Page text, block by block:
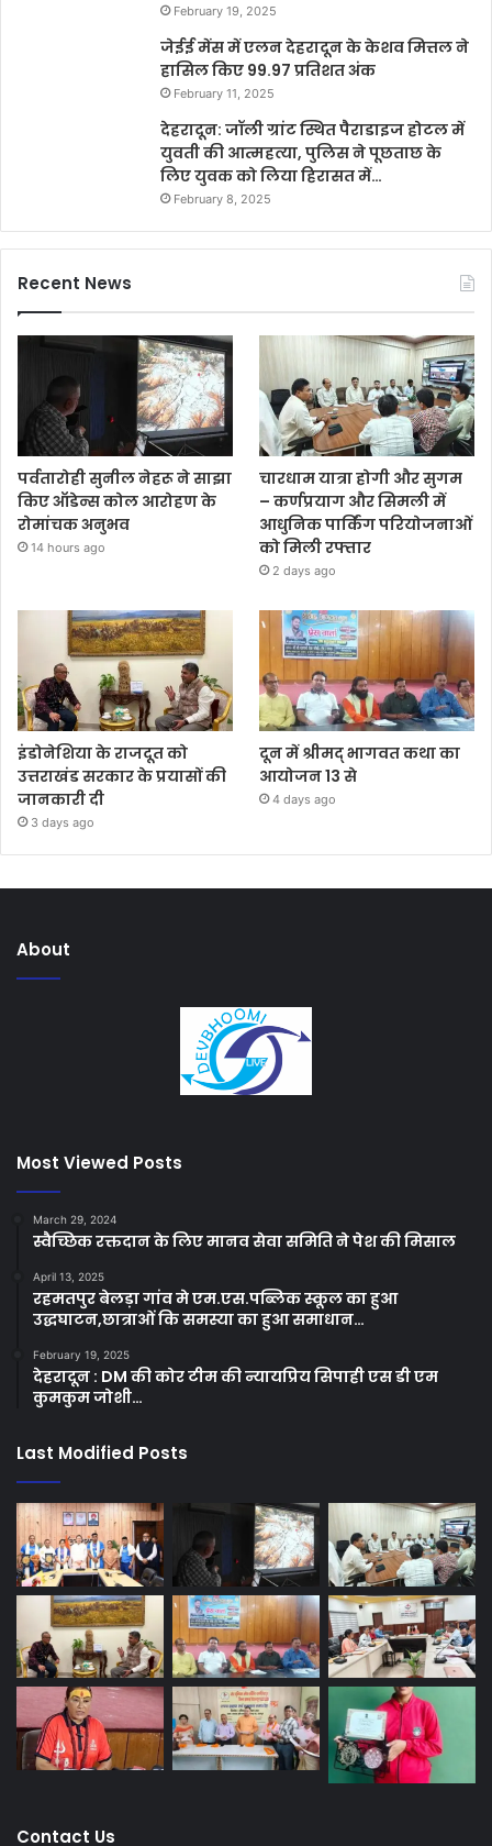
February 19, 2025
जेईई मेंस में एलन देहरादून के केशव मित्तल ने
हासिल किए 99.97 प्रतिशत अंक
February 11, 2025
देहरादून: जॉली ग्रांट स्थित पैराडाइज होटल में
युवती की आत्महत्या, पुलिस ने पूछताछ के
लिए युवक को लिया हिरासत में…
February 8, 2025
Recent News
पर्वतारोही सुनील नेहरू ने साझा
किए ऑडेन्स कोल आरोहण के
रोमांचक अनुभव
14 hours ago
चारधाम यात्रा होगी और सुगम
– कर्णप्रयाग और सिमली में
आधुनिक पार्किंग परियोजनाओं
को मिली रफ्तार
2 days ago
इंडोनेशिया के राजदूत को
उत्तराखंड सरकार के प्रयासों की
जानकारी दी
3 days ago
दून में श्रीमद् भागवत कथा का
आयोजन 13 से
4 days ago
About
Most Viewed Posts
March 29, 2024
स्वैच्छिक रक्तदान के लिए मानव सेवा समिति ने पेश की मिसाल
April 13, 2025
रहमतपुर बेलड़ा गांव मे एम.एस.पब्लिक स्कूल का हुआ
उद्धघाटन,छात्राओं कि समस्या का हुआ समाधान…
February 19, 2025
देहरादून : DM की कोर टीम की न्यायप्रिय सिपाही एस डी एम
कुमकुम जोशी…
Last Modified Posts
Contact Us